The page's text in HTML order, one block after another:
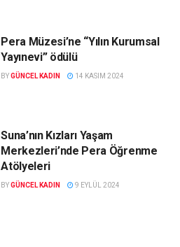
Pera Müzesi’ne “Yılın Kurumsal
Yayınevi” ödülü
BYGÜNCEL KADIN 14 KASIM 2024
Suna’nın Kızları Yaşam
Merkezleri’nde Pera Öğrenme
Atölyeleri
BYGÜNCEL KADIN 9 EYLÜL 2024